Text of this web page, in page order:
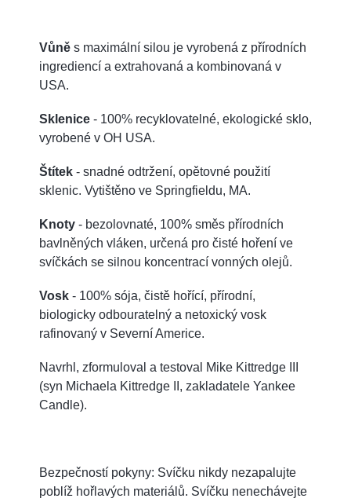
Vůně s maximální silou je vyrobená z přírodních
ingrediencí a extrahovaná a kombinovaná v
USA.
Sklenice - 100% recyklovatelné, ekologické sklo,
vyrobené v OH USA.
Štítek - snadné odtržení, opětovné použití
sklenic. Vytištěno ve Springfieldu, MA.
Knoty - bezolovnaté, 100% směs přírodních
bavlněných vláken, určená pro čisté hoření ve
svíčkách se silnou koncentrací vonných olejů.
Vosk - 100% sója, čistě hořící, přírodní,
biologicky odbouratelný a netoxický vosk
rafinovaný v Severní Americe.
Navrhl, zformuloval a testoval Mike Kittredge III
(syn Michaela Kittredge II, zakladatele Yankee
Candle).
Bezpečností pokyny: Svíčku nikdy nezapalujte
poblíž hořlavých materiálů. Svíčku nenechávejte